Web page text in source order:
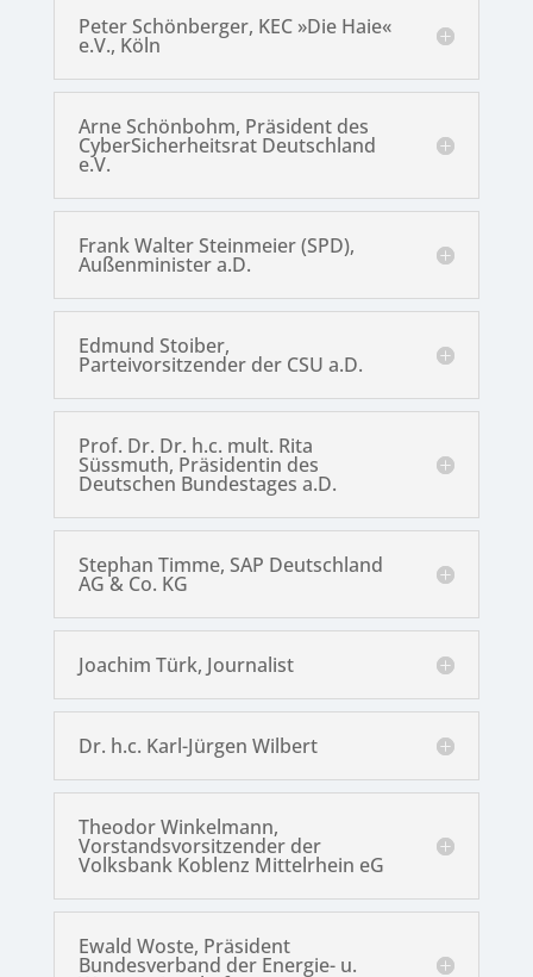
Peter Schönberger, KEC »Die Haie«
e.V., Köln
Arne Schönbohm, Präsident des
Cyber­Sicherheitsrat Deutschland
e.V.
Frank Walter Steinmeier (SPD),
Außenminister a.D.
Edmund Stoiber,
Parteivorsitzender der CSU a.D.
Prof. Dr. Dr. h.c. mult. Rita
Süssmuth, Präsidentin des
Deutschen Bundestages a.D.
Stephan Timme, SAP Deutschland
AG & Co. KG
Joachim Türk, Journalist
Dr. h.c. Karl-Jürgen Wilbert
Theodor Winkelmann,
Vorstandsvorsitzender der
Volksbank Koblenz Mittelrhein eG
Ewald Woste, Präsident
Bundesverband der Energie- u.